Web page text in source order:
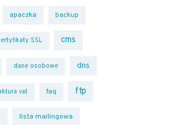
apaczka backup
SSL cms
dane osobowe dns
vat faq ftp
lista mailingowa